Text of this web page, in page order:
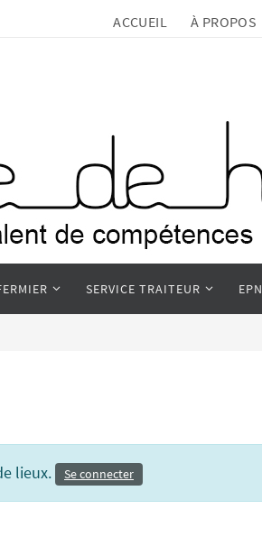
ACCUEIL À PROPOS
SERVICE TRAITEUR EPN
lieux. Se connecter